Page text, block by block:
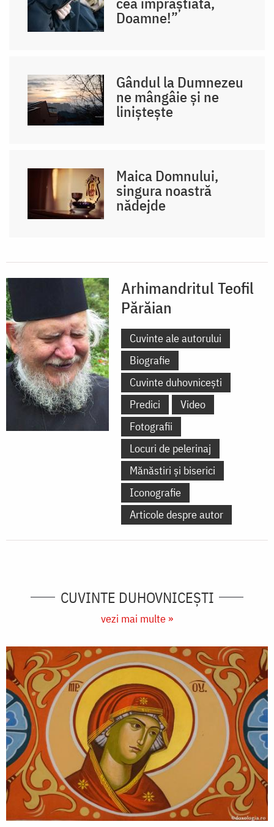
Doamne!”
Gândul la Dumnezeu
ne mângâie și ne
liniștește
Maica Domnului,
singura noastră
nădejde
Arhimandritul Teofil
Părăian
Cuvinte ale autorului
Biografie
Cuvinte duhovnicești
Predici
Video
Fotografii
Locuri de pelerinaj
Mănăstiri și biserici
Iconografie
Articole despre autor
CUVINTE DUHOVNICEȘTI
vezi mai multe »